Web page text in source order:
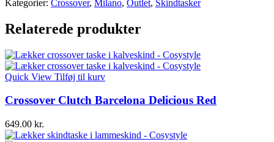
Kategorier: Crossover, Milano, Outlet, Skindtasker
Relaterede produkter
Quick View Tilføj til kurv
Crossover Clutch Barcelona Delicious Red
649.00 kr.